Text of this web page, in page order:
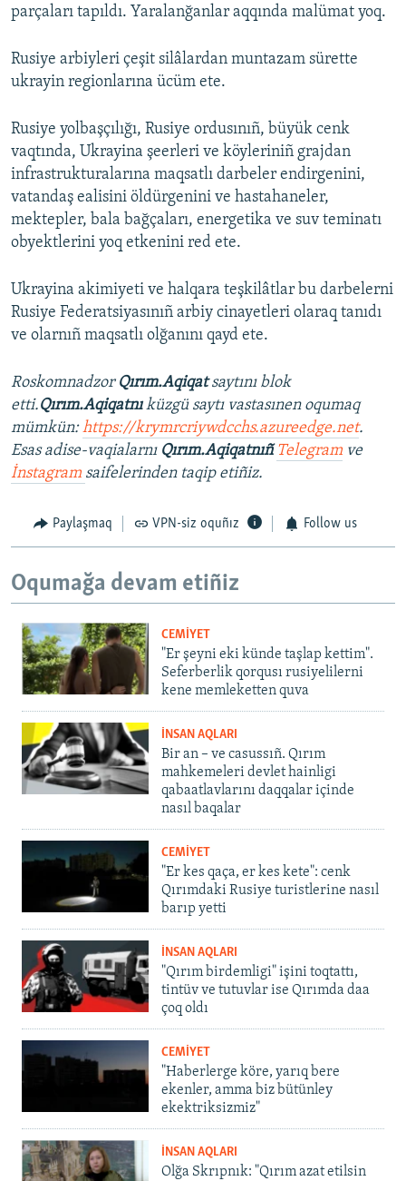
parçaları tapıldı. Yaralanğanlar aqqında malümat yoq.
Rusiye arbiyleri çeşit silâlardan muntazam sürette
ukrayin regionlarına ücüm ete.
Rusiye yolbaşçılığı, Rusiye ordusınıñ, büyük cenk
vaqtında, Ukrayina şeerleri ve köyleriniñ grajdan
infrastrukturalarına maqsatlı darbeler endirgenini,
vatandaş ealisini öldürgenini ve hastahaneler,
mektepler, bala bağçaları, energetika ve suv teminatı
obyektlerini yoq etkenini red ete.
Ukrayina akimiyeti ve halqara teşkilâtlar bu darbelerni
Rusiye Federatsiyasınıñ arbiy cinayetleri olaraq tanıdı
ve olarnıñ maqsatlı olğanını qayd ete.
Roskomnadzor Qırım.Aqiqatsaytını blok
etti.Qırım.Aqiqatnıküzgü saytı vastasınen oqumaq
mümkün:https://krymrcriywdcchs.azureedge.net.
Esas adise-vaqialarnı Qırım.Aqiqatnıñ Telegram ve
İnstagram saifelerinden taqip etiñiz.
Paylaşmaq VPN-siz oquñız Follow us
Oqumağa devam etiñiz
CEMİYET
"Er şeyni eki künde taşlap kettim".
Seferberlik qorqusı rusiyelilerni
kene memleketten quva
İNSAN AQLARI
Bir an – ve casussıñ. Qırım
mahkemeleri devlet hainligi
qabaatlavlarını daqqalar içinde
nasıl baqalar
CEMİYET
"Er kes qaça, er kes kete": cenk
Qırımdaki Rusiye turistlerine nasıl
barıp yetti
İNSAN AQLARI
"Qırım birdemligi" işini toqtattı,
tintüv ve tutuvlar ise Qırımda daa
çoq oldı
CEMİYET
"Haberlerge köre, yarıq bere
ekenler, amma biz bütünley
ekektriksizmiz"
İNSAN AQLARI
Olğa Skrıpnık: "Qırım azat etilsin